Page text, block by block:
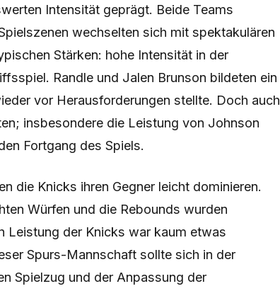
Intensität geprägt. Beide Teams
wechselten sich mit spektakulären
Stärken: hohe Intensität in der
Randle und Jalen Brunson bildeten ein
vor Herausforderungen stellte. Doch auch
insbesondere die Leistung von Johnson
Fortgang des Spiels.
die Knicks ihren Gegner leicht dominieren.
Würfen und die Rebounds wurden
Leistung der Knicks war kaum etwas
Spurs-Mannschaft sollte sich in der
Spielzug und der Anpassung der